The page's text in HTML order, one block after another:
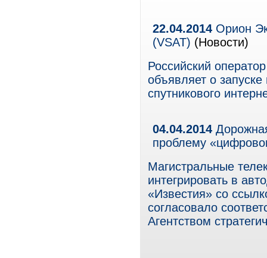
22.04.2014 Орион
(VSAT) (Новости)
Российский
объявляет о запуске
спутникового
04.04.2014
проблему
Магистральные
интегрировать в
«Известия» со
согласовало
Агентством